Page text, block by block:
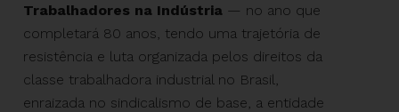
Trabalhadores na Indústria — no ano que
completará 80 anos, tendo uma trajetória de
resistência e luta organizada pelos direitos da
classe trabalhadora industrial no Brasil,
enraizada no sindicalismo de base, a entidade